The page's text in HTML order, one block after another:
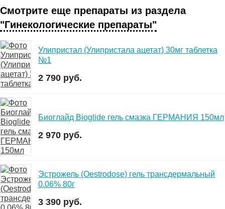
Смотрите еще препараты из раздела
"Гинекологические препараты"
Улипристал (Улипристала ацетат) 30мг таблетка
№1
2 790 руб.
Биоглайд Bioglide гель смазка ГЕРМАНИЯ 150мл
2 970 руб.
Эстрожель (Oestrodose) гель трансдермальный
0.06% 80г
3 390 руб.